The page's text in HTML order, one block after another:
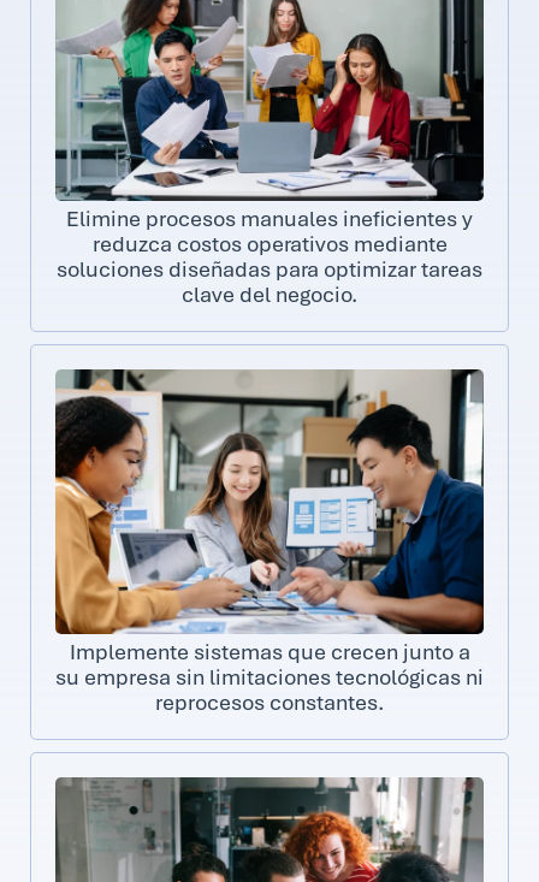
Elimine procesos manuales ineficientes y
reduzca costos operativos mediante
soluciones diseñadas para optimizar tareas
clave del negocio.
Implemente sistemas que crecen junto a
su empresa sin limitaciones tecnológicas ni
reprocesos constantes.